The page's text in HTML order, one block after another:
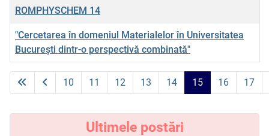
Articole
ROMPHYSCHEM 14
"Cercetarea în domeniul Materialelor în Universitatea
Bucureşti dintr-o perspectivă combinată"
Pagina 15 din 19
10 11 12 13 14 15 16 17
Ultimele postări